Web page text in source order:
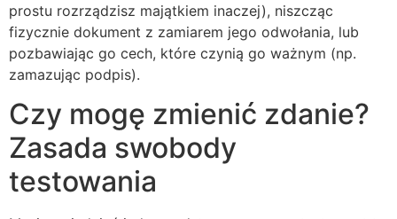
prostu rozrządzisz majątkiem inaczej), niszcząc
fizycznie dokument z zamiarem jego odwołania, lub
pozbawiając go cech, które czynią go ważnym (np.
zamazując podpis).
Czy mogę zmienić zdanie?
Zasada swobody
testowania